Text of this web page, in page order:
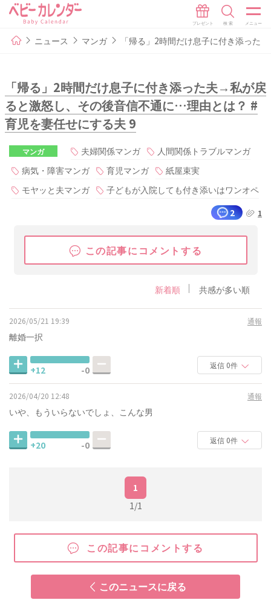
ニュース マンガ 「帰る」2時間だけ息子に付き添っ
「帰る」2時間だけ息子に付き添った夫→私が戻
ると激怒し、その後音信不通に…理由とは？ #
育児を妻任せにする夫 9
マンガ 夫婦関係マンガ
人間関係トラブルマンガ
病気・障害マンガ
育児マンガ
紙屋束実
モヤッと夫マンガ
子どもが入院しても付き添いはワンオペ
2
1
この記事にコメントする
新着順 共感が多い順
2026/05/21 19:39 通報
離婚一択
+12 -0 返信 0件
2026/04/20 12:48 通報
いや、もういらないでしょ、こんな男
+20 -0 返信 0件
1
1/1
この記事にコメントする
このニュースに戻る